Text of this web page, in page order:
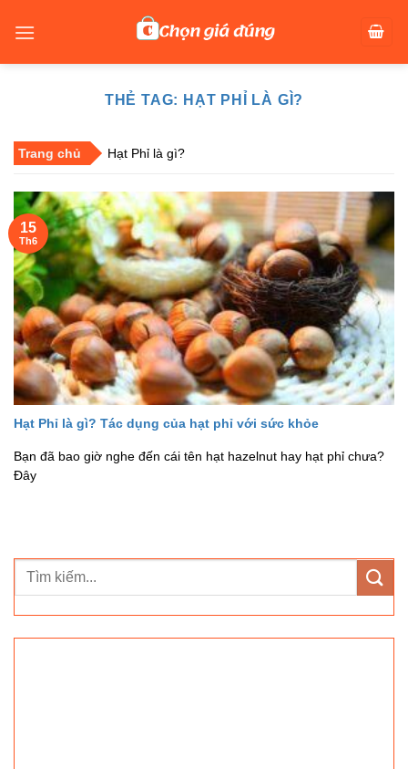
THẺ TAG: HẠT PHỈ LÀ GÌ?
Trang chủ Hạt Phỉ là gì?
Hạt Phỉ là gì? Tác dụng của hạt phỉ với sức khỏe
Bạn đã bao giờ nghe đến cái tên hạt hazelnut hay hạt phỉ chưa?
Đây
15
Th6